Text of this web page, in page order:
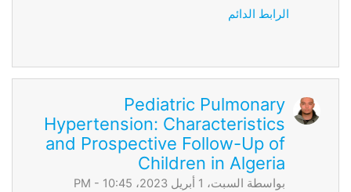
الرابط الدائم
Pediatric Pulmonary
Hypertension: Characteristics
and Prospective Follow-Up of
Children in Algeria
بواسطة السبت، 1 أبريل 2023، 10:45 PM -